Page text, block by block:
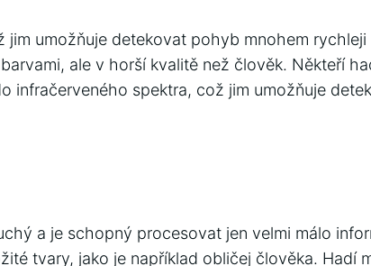
jim umožňuje detekovat pohyb mnohem
ale v horší kvalitě než člověk. Někteří
infračerveného spektra, což jim umožňuje
a je schopný procesovat jen velmi málo
tvary, jako je například obličej člověka. Hadí